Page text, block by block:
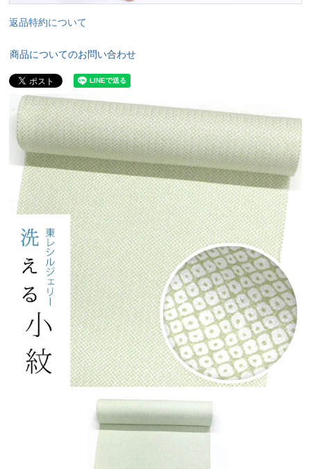
返品特約について
商品についてのお問い合わせ